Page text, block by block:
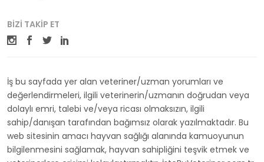
BIZI TAKIP ET
İş bu sayfada yer alan veteriner/uzman yorumları ve
değerlendirmeleri, ilgili veterinerin/uzmanın doğrudan veya
dolaylı emri, talebi ve/veya ricası olmaksızın, ilgili
sahip/danışan tarafından bağımsız olarak yazılmaktadır. Bu
web sitesinin amacı hayvan sağlığı alanında kamuoyunun
bilgilenmesini sağlamak, hayvan sahipliğini teşvik etmek ve